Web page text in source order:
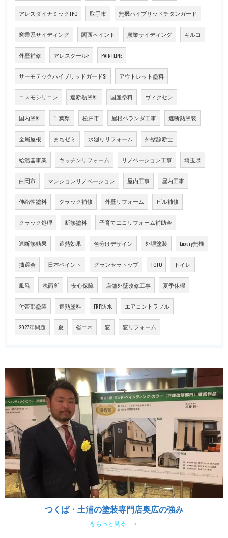
アレスダイナミックTPO 取手市 無機ハイブリッドチタンガード
窯業系サイディング 関西ペイント 窯業サイディング キルコ
外壁補修 アレスクールF PAINTLINE
サーモテックハイブリッドガードSI アウトレット塗料
コスモシリコン 遮断熱塗料 国産塗料 ヴィクセン
国内塗料 千葉県 松戸市 屋根ベランダ工事 遮断熱塗装
金属屋根 まちゼミ 水廻りリフォーム 外壁診断士
給湯器事業 キッチンリフォーム リノベーション工事 埼玉県
白岡市 マンションリノベーション 屋内工事 屋内工事
伸縮性塗料 クラック補修 外壁リフォーム ビル補修
クラック処理 断熱塗料 子育てエコリフォーム補助金
遮断熱効果 遮熱効果 色分けデザイン 外塀塗装 Luxury無機
抽選会 日本ペイント グランセラトップ TOTO トイレ
風呂 洗面所 安心保障 店舗外壁改修工事 夏季休暇
付帯部塗装 遮熱塗料 FRP防水 エアコントラブル
2027年問題 夏 省エネ 窓 窓リフォーム
つくば・土浦の塗装専門店奥広の強み
をもっと見る ＞